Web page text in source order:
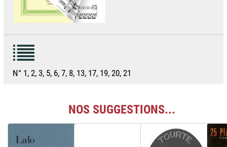
N° 1, 2, 3, 5, 6, 7, 8, 13, 17, 19, 20, 21
NOS SUGGESTIONS...